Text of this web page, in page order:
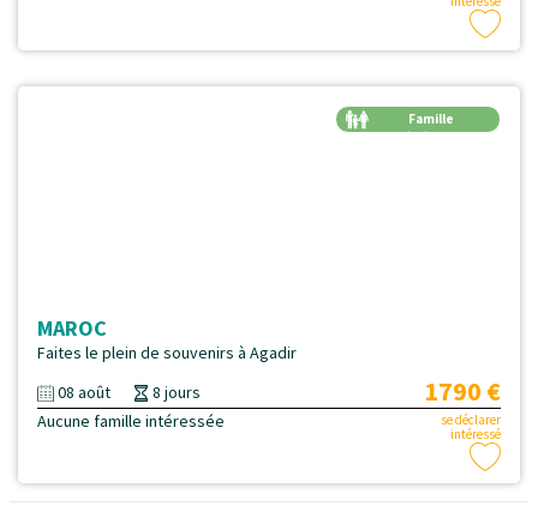
Famille
MAROC
Faites le plein de souvenirs à Agadir
08 août
8 jours 1790 €
Aucune famille intéressée
se déclarer
intéressé